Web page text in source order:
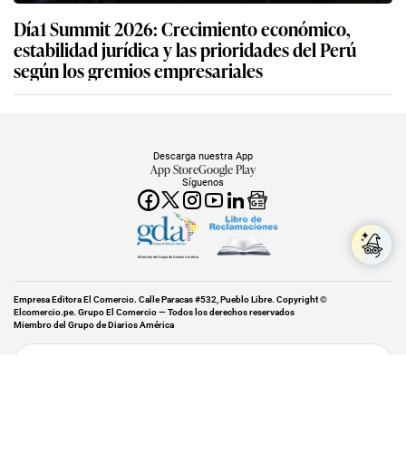
Día1 Summit 2026: Crecimiento económico,
estabilidad jurídica y las prioridades del Perú
según los gremios empresariales
Síguenos
Descarga nuestra App
App StoreGoogle Play
Miembro del Grupo de Diarios América
Empresa Editora El Comercio. Calle Paracas #532, Pueblo Libre. Copyright ©
Elcomercio.pe. Grupo El Comercio — Todos los derechos reservados
Miembro del Grupo de Diarios América